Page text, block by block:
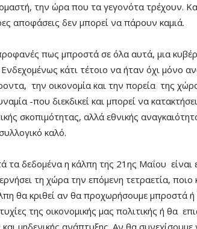
την ώρα που τα γεγονότα τρέχουν.
αποφάσεις δεν μπορεί να πάρουν καμιά.
πως μπροστά σε όλα αυτά, μια
κάτι τέτοιο να ήταν όχι μόνο
την οικονομία και την πορεία της
-που διεκδικεί και μπορεί να
σκοπιμότητας, αλλά εθνικής
καλό.
τα δεδομένα η κάλπη της 21ης Μαΐου είναι
τη χώρα την επόμενη τετραετία,
θα κριθεί αν θα προχωρήσουμε μπροστά
της οικονομικής μας πολιτικής ή θα